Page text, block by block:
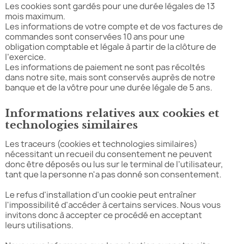
Les cookies sont gardés pour une durée légales de 13
mois maximum.
Les informations de votre compte et de vos factures de
commandes sont conservées 10 ans pour une
obligation comptable et légale à partir de la clôture de
l’exercice.
Les informations de paiement ne sont pas récoltés
dans notre site, mais sont conservés auprès de notre
banque et de la vôtre pour une durée légale de 5 ans.
Informations relatives aux cookies et
technologies similaires
Les traceurs (cookies et technologies similaires)
nécessitant un recueil du consentement ne peuvent
donc être déposés ou lus sur le terminal de l’utilisateur,
tant que la personne n'a pas donné son consentement.
Le refus d'installation d'un cookie peut entraîner
l'impossibilité d'accéder à certains services. Nous vous
invitons donc à accepter ce procédé en acceptant
leurs utilisations.